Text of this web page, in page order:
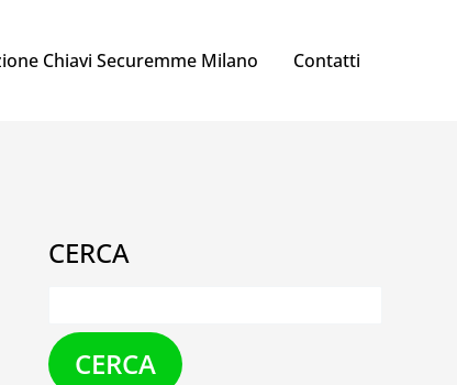
Chiavi Securemme Milano Contatti
CERCA
CERCA